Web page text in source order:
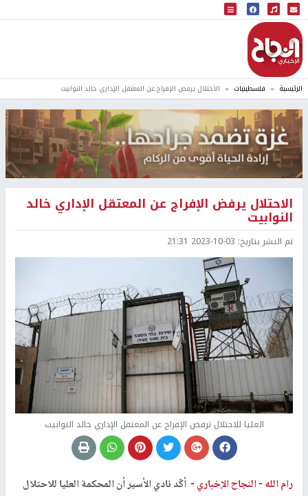
البث المباشر
إذاعة النجاح
الرئيسية فلسطينيات الاحتلال يرفض الإفراج عن المعتقل الإداري خالد النوابيت
الاحتلال يرفض الإفراج عن المعتقل الإداري خالد
النوابيت
تم النشر بتاريخ: 2023-10-03 21:31
العليا للاحتلال ترفض الإفراج عن المعتقل الإداري خالد النوابيت
رام الله -النجاح الإخباري - أكّد نادي الأسير أن المحكمة العليا للاحتلال